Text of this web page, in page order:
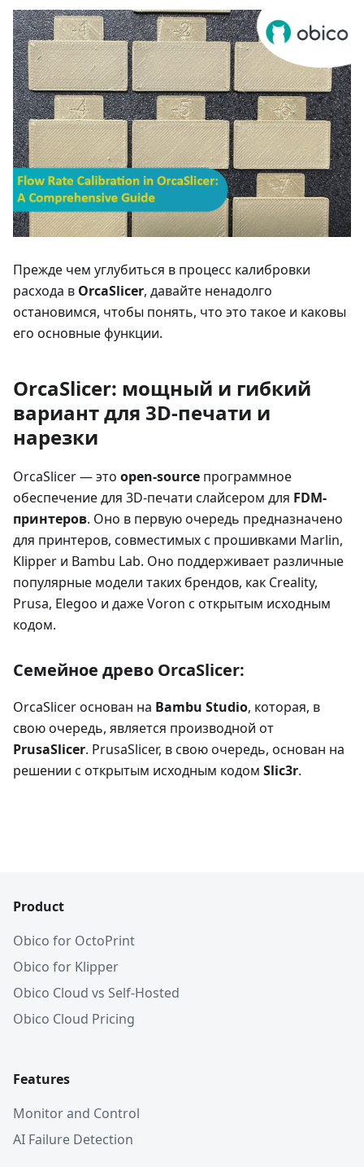
Прежде чем углубиться в процесс калибровки
расхода в OrcaSlicer, давайте ненадолго
остановимся, чтобы понять, что это такое и каковы
его основные функции.
OrcaSlicer: мощный и гибкий
вариант для 3D-печати и
нарезки
OrcaSlicer — это open-source программное
обеспечение для 3D-печати слайсером для FDM-
принтеров. Оно в первую очередь предназначено
для принтеров, совместимых с прошивками Marlin,
Klipper и Bambu Lab. Оно поддерживает различные
популярные модели таких брендов, как Creality,
Prusa, Elegoo и даже Voron с открытым исходным
кодом.
Семейное древо OrcaSlicer:
OrcaSlicer основан на Bambu Studio, которая, в
свою очередь, является производной от
PrusaSlicer. PrusaSlicer, в свою очередь, основан на
решении с открытым исходным кодом Slic3r.
Product
Obico for OctoPrint
Obico for Klipper
Obico Cloud vs Self-Hosted
Obico Cloud Pricing
Features
Monitor and Control
AI Failure Detection